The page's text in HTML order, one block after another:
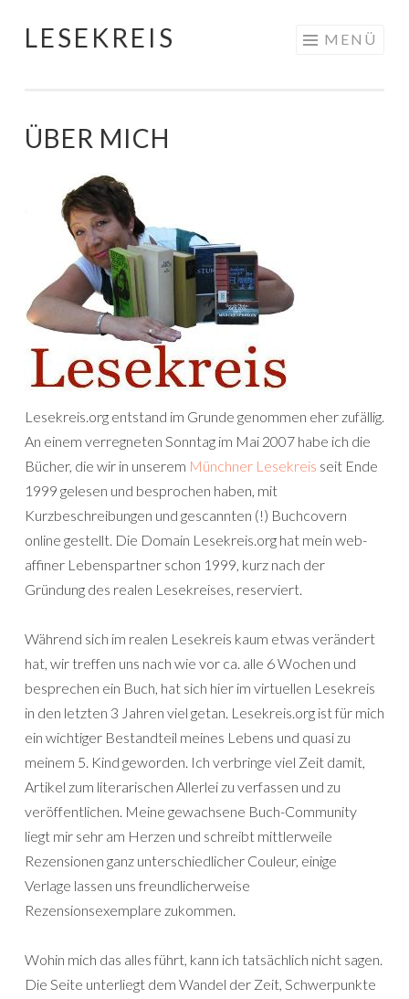
Springe
LESEKREIS MENÜ
ÜBER MICH
Lesekreis.org entstand im Grunde genommen eher zufällig.
An einem verregneten Sonntag im Mai 2007 habe ich die
Bücher, die wir in unserem Münchner Lesekreis seit Ende
1999 gelesen und besprochen haben, mit
Kurzbeschreibungen und gescannten (!) Buchcovern
online gestellt. Die Domain Lesekreis.org hat mein web-
affiner Lebenspartner schon 1999, kurz nach der
Gründung des realen Lesekreises, reserviert.
Während sich im realen Lesekreis kaum etwas verändert
hat, wir treffen uns nach wie vor ca. alle 6 Wochen und
besprechen ein Buch, hat sich hier im virtuellen Lesekreis
in den letzten 3 Jahren viel getan. Lesekreis.org ist für mich
ein wichtiger Bestandteil meines Lebens und quasi zu
meinem 5. Kind geworden. Ich verbringe viel Zeit damit,
Artikel zum literarischen Allerlei zu verfassen und zu
veröffentlichen. Meine gewachsene Buch-Community
liegt mir sehr am Herzen und schreibt mittlerweile
Rezensionen ganz unterschiedlicher Couleur, einige
Verlage lassen uns freundlicherweise
Rezensionsexemplare zukommen.
Wohin mich das alles führt, kann ich tatsächlich nicht sagen.
Die Seite unterliegt dem Wandel der Zeit, Schwerpunkte